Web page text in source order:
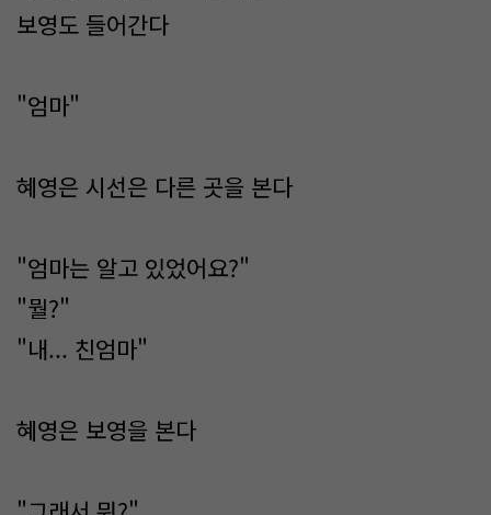
보영도 들어간다
"엄마"
혜영은 시선은 다른 곳을 본다
"엄마는 알고 있었어요?"
"뭘?"
"내... 친엄마"
혜영은 보영을 본다